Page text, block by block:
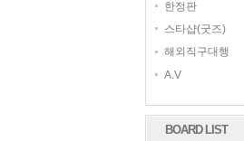
한정판
스타샵(굿즈)
해외직구대행
A.V
BOARD LIST